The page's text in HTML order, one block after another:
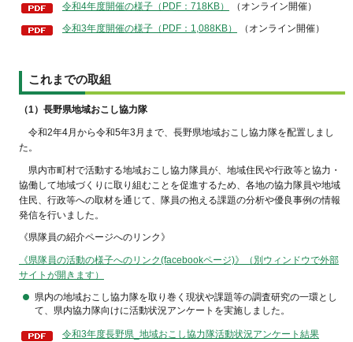
令和4年度開催の様子（PDF：718KB） （オンライン開催）
令和3年度開催の様子（PDF：1,088KB） （オンライン開催）
これまでの取組
（1）長野県地域おこし協力隊
令和2年4月から令和5年3月まで、長野県地域おこし協力隊を配置しまし
た。
県内市町村で活動する地域おこし協力隊員が 、地域住民や行政等と協力・
協働して地域づくりに取り組むことを促進するため、各地の協力隊員や地域
住民、行政等への取材を通じて、隊員の抱える課題の分析や優良事例の情報
発信を行いました。
《県隊員の紹介ページへのリンク》
《県隊員の活動の様子へのリンク(facebookページ)》（別ウィンドウで外部
サイトが開きます）
県内の地域おこし協力隊を取り巻く現状や課題等の調査研究の一環とし
て、県内協力隊向けに活動状況アンケートを実施しました。
令和3年度長野県_地域おこし協力隊活動状況アンケート結果